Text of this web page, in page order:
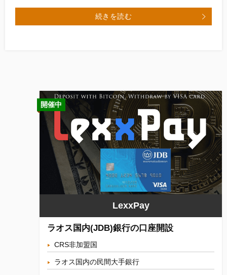
続きを読む
開催中
LexxPay
ラオス国内(JDB)銀行の口座開設
CRS非加盟国
ラオス国内の民間大手銀行